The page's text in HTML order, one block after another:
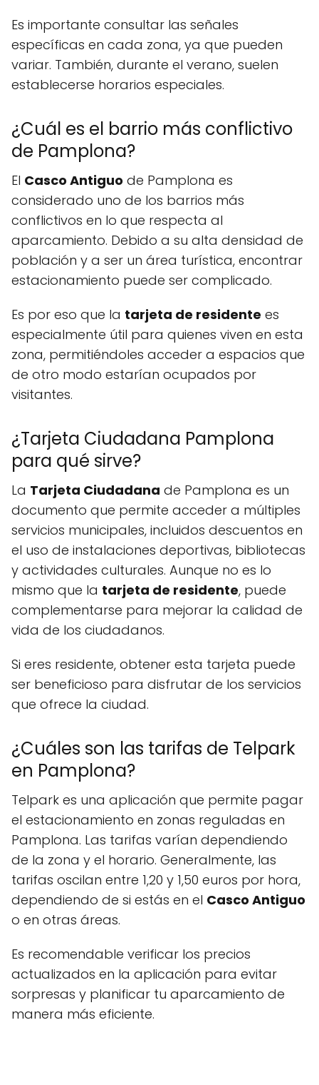
Es importante consultar las señales
específicas en cada zona, ya que pueden
variar. También, durante el verano, suelen
establecerse horarios especiales.
¿Cuál es el barrio más conflictivo
de Pamplona?
El Casco Antiguo de Pamplona es
considerado uno de los barrios más
conflictivos en lo que respecta al
aparcamiento. Debido a su alta densidad de
población y a ser un área turística, encontrar
estacionamiento puede ser complicado.
Es por eso que la tarjeta de residente es
especialmente útil para quienes viven en esta
zona, permitiéndoles acceder a espacios que
de otro modo estarían ocupados por
visitantes.
¿Tarjeta Ciudadana Pamplona
para qué sirve?
La Tarjeta Ciudadana de Pamplona es un
documento que permite acceder a múltiples
servicios municipales, incluidos descuentos en
el uso de instalaciones deportivas, bibliotecas
y actividades culturales. Aunque no es lo
mismo que la tarjeta de residente, puede
complementarse para mejorar la calidad de
vida de los ciudadanos.
Si eres residente, obtener esta tarjeta puede
ser beneficioso para disfrutar de los servicios
que ofrece la ciudad.
¿Cuáles son las tarifas de Telpark
en Pamplona?
Telpark es una aplicación que permite pagar
el estacionamiento en zonas reguladas en
Pamplona. Las tarifas varían dependiendo
de la zona y el horario. Generalmente, las
tarifas oscilan entre 1,20 y 1,50 euros por hora,
dependiendo de si estás en el Casco Antiguo
o en otras áreas.
Es recomendable verificar los precios
actualizados en la aplicación para evitar
sorpresas y planificar tu aparcamiento de
manera más eficiente.